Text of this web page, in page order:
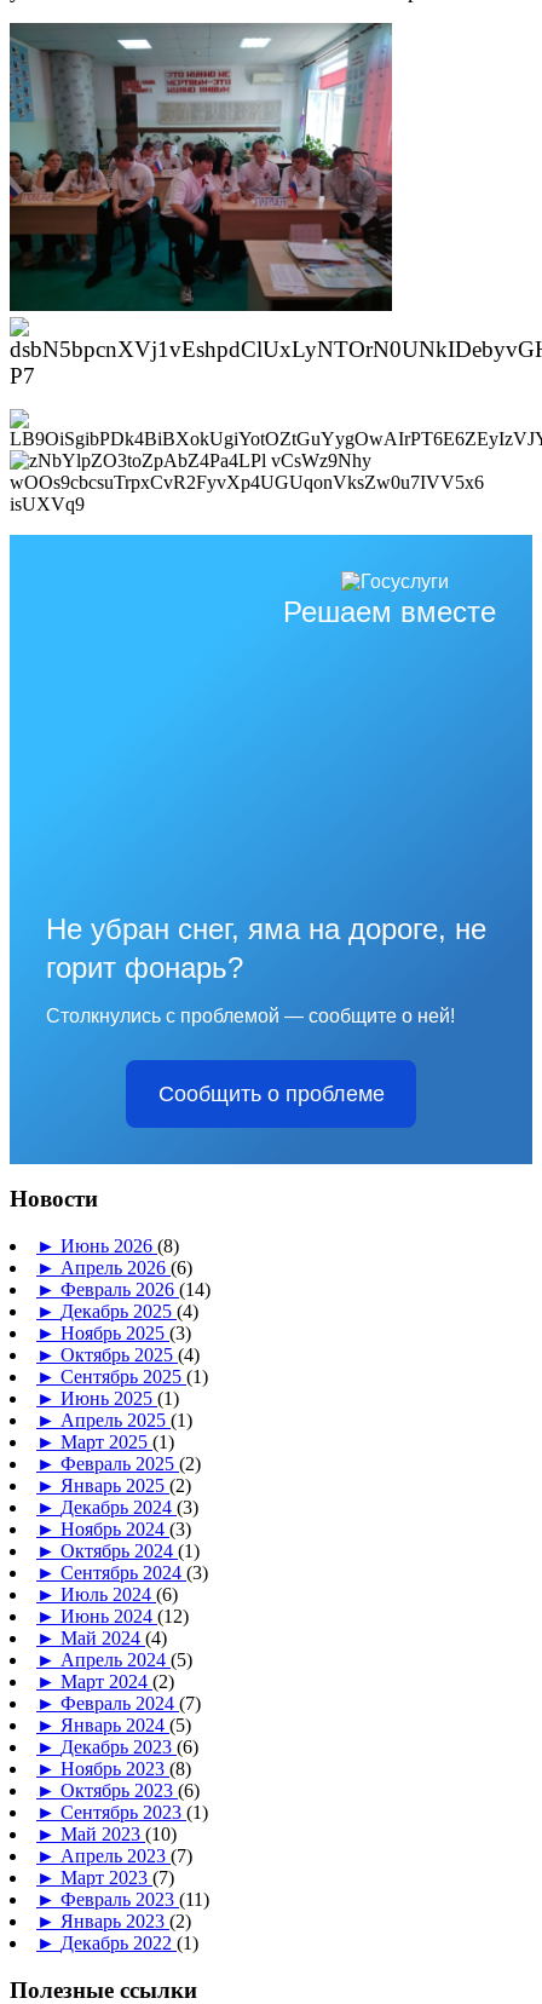
Решаем вместе
Не убран снег, яма на дороге, не
горит фонарь?
Столкнулись с проблемой — сообщите о ней!
Сообщить о проблеме
Новости
► Июнь 2026 (8)
► Апрель 2026 (6)
► Февраль 2026 (14)
► Декабрь 2025 (4)
► Ноябрь 2025 (3)
► Октябрь 2025 (4)
► Сентябрь 2025 (1)
► Июнь 2025 (1)
► Апрель 2025 (1)
► Март 2025 (1)
► Февраль 2025 (2)
► Январь 2025 (2)
► Декабрь 2024 (3)
► Ноябрь 2024 (3)
► Октябрь 2024 (1)
► Сентябрь 2024 (3)
► Июль 2024 (6)
► Июнь 2024 (12)
► Май 2024 (4)
► Апрель 2024 (5)
► Март 2024 (2)
► Февраль 2024 (7)
► Январь 2024 (5)
► Декабрь 2023 (6)
► Ноябрь 2023 (8)
► Октябрь 2023 (6)
► Сентябрь 2023 (1)
► Май 2023 (10)
► Апрель 2023 (7)
► Март 2023 (7)
► Февраль 2023 (11)
► Январь 2023 (2)
► Декабрь 2022 (1)
Полезные ссылки